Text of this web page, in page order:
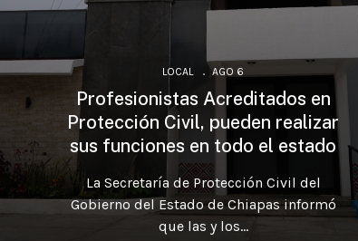
LOCAL AGO 6
Profesionistas Acreditados en
Protección Civil, pueden realizar
sus funciones en todo el estado
La Secretaría de Protección Civil del
Gobierno del Estado de Chiapas informó
que las y los...